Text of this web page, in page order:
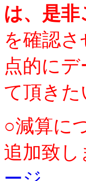
は、是非
を確認
点的に
て頂きた
○減算に
追加致し